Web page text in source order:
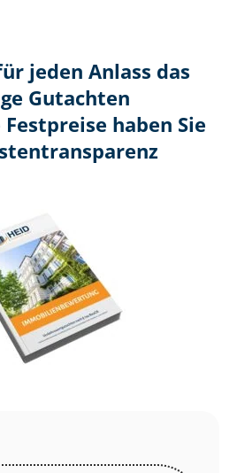
jeden Anlass das
Gutachten
haben Sie